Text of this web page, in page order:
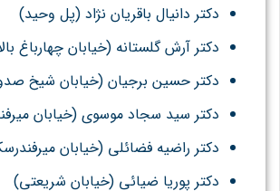
دکتر دانیال باقریان نژاد (پل وحید)
دکتر آرش گلستانه (خیابان چهارباغ
دکتر حسین برجیان (خیابان شیخ
دکتر سید سجاد موسوی (خیابان
دکتر راضیه فضائلی (خیابان
دکتر پوریا ضیائی (خیابان شریعتی)